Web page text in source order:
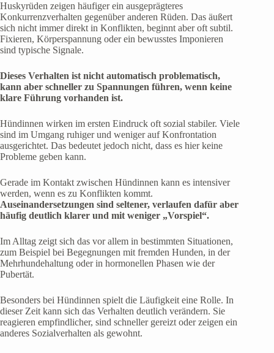
Huskyrüden zeigen häufiger ein ausgeprägteres
Konkurrenzverhalten gegenüber anderen Rüden. Das äußert
sich nicht immer direkt in Konflikten, beginnt aber oft subtil.
Fixieren, Körperspannung oder ein bewusstes Imponieren
sind typische Signale.
Dieses Verhalten ist nicht automatisch problematisch,
kann aber schneller zu Spannungen führen, wenn keine
klare Führung vorhanden ist.
Hündinnen wirken im ersten Eindruck oft sozial stabiler. Viele
sind im Umgang ruhiger und weniger auf Konfrontation
ausgerichtet. Das bedeutet jedoch nicht, dass es hier keine
Probleme geben kann.
Gerade im Kontakt zwischen Hündinnen kann es intensiver
werden, wenn es zu Konflikten kommt.
Auseinandersetzungen sind seltener, verlaufen dafür aber
häufig deutlich klarer und mit weniger „Vorspiel“.
Im Alltag zeigt sich das vor allem in bestimmten Situationen,
zum Beispiel bei Begegnungen mit fremden Hunden, in der
Mehrhundehaltung oder in hormonellen Phasen wie der
Pubertät.
Besonders bei Hündinnen spielt die Läufigkeit eine Rolle. In
dieser Zeit kann sich das Verhalten deutlich verändern. Sie
reagieren empfindlicher, sind schneller gereizt oder zeigen ein
anderes Sozialverhalten als gewohnt.